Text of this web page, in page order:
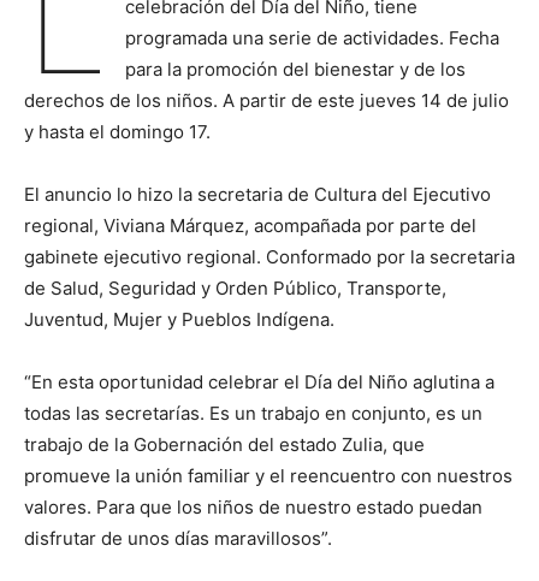
celebración del Día del Niño, tiene
programada una serie de actividades. Fecha
para la promoción del bienestar y de los
derechos de los niños. A partir de este jueves 14 de julio
y hasta el domingo 17.
El anuncio lo hizo la secretaria de Cultura del Ejecutivo
regional, Viviana Márquez, acompañada por parte del
gabinete ejecutivo regional. Conformado por la secretaria
de Salud, Seguridad y Orden Público, Transporte,
Juventud, Mujer y Pueblos Indígena.
“En esta oportunidad celebrar el Día del Niño aglutina a
todas las secretarías. Es un trabajo en conjunto, es un
trabajo de la Gobernación del estado Zulia, que
promueve la unión familiar y el reencuentro con nuestros
valores. Para que los niños de nuestro estado puedan
disfrutar de unos días maravillosos”.